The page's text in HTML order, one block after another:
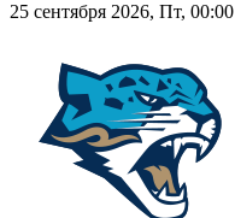
25 сентября 2026, Пт, 00:00